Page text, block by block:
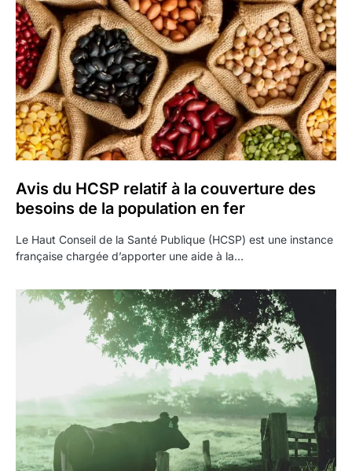
Avis du HCSP relatif à la couverture des
besoins de la population en fer
Le Haut Conseil de la Santé Publique (HCSP) est une instance
française chargée d’apporter une aide à la…